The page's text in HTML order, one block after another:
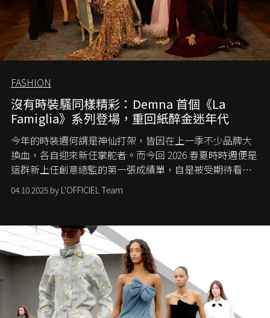
FASHION
沒有時裝騷同樣精彩：Demna 首個《La
Famiglia》系列登場，重回紙醉金迷年代
今年的時裝週何謂是神仙打架，皆因在上一季不少品牌大
換血，各自迎來新任掌舵者。而今回 2026 春夏時時週便是
這群新上任創意總監的第一張成績單，自是被受期待看他
們如何各顯神通。意大利老牌 Gucci 在過去幾個季度業績
難已救回，開雲集團任命成功曾翻轉 Balenciaga 的愛將
團市值一日蒸發 30 億美元，大眾擔心走得太前的 Demna
會忽略品牌的美學基礎，最後變成三不像。而從剛剛推出
的首作所造成的話題及關注度，我們便知道 Demna 沒這麼
簡單，一個嶄新的 Gucci 時代已經展開！
04.10.2025 by L'OFFICIEL Team